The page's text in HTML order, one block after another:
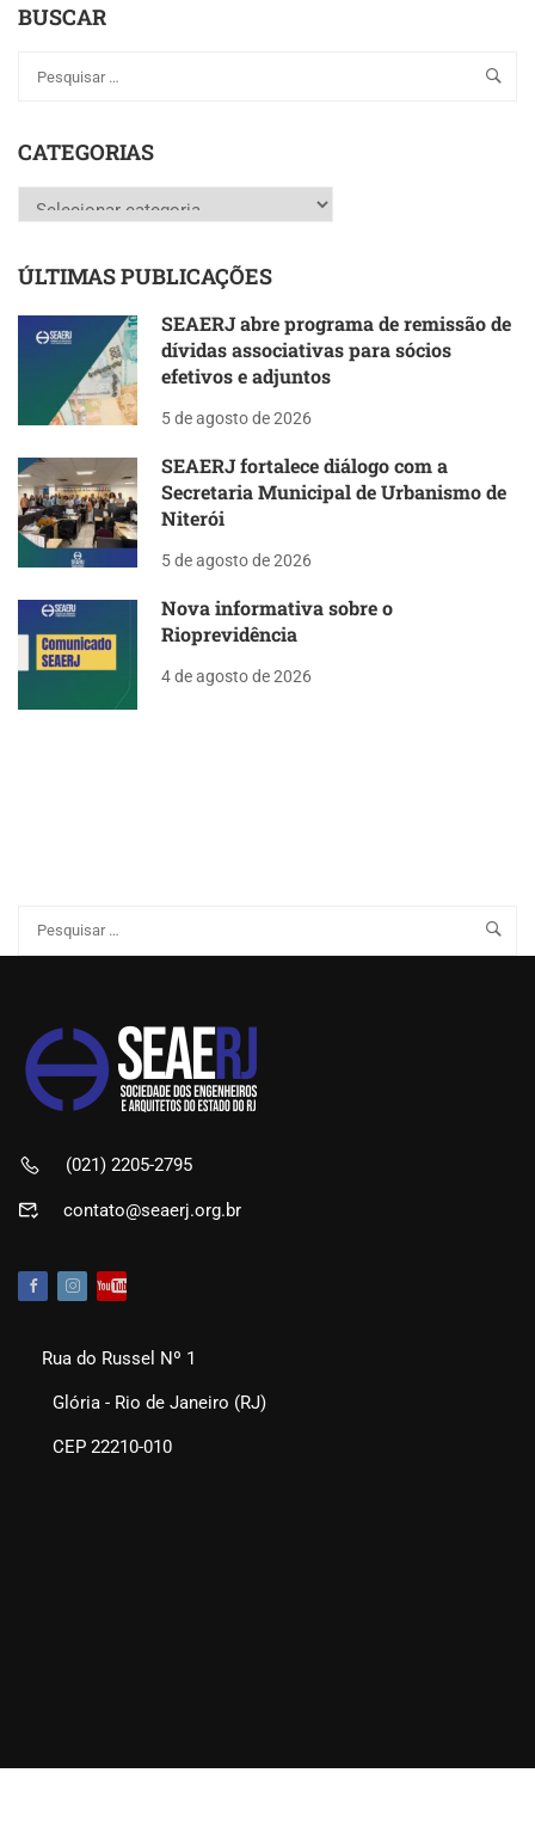
RESTAURAÇÃO
ESPECIALISTAS
DA
BUSCAR
CATEGORIAS
Categorias
ÚLTIMAS PUBLICAÇÕES
SEAERJ abre programa de remissão de
dívidas associativas para sócios
efetivos e adjuntos
5 de agosto de 2026
SEAERJ fortalece diálogo com a
Secretaria Municipal de Urbanismo de
Niterói
5 de agosto de 2026
Nova informativa sobre o
Rioprevidência
4 de agosto de 2026
(021) 2205-2795
contato@seaerj.org.br
Rua do Russel Nº 1
Glória - Rio de Janeiro (RJ)
CEP 22210-010